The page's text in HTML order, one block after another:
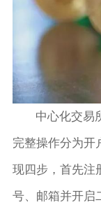
中心化交易
完整操作分为开
现四步，首先注
号、邮箱并开启